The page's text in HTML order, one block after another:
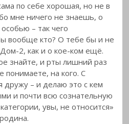
по себе хорошая, но не в
мне ничего не знаешь, о
– так чего
вообще кто? О тебе бы и не
2, как и о кое-ком ещё.
знайте, и рты лишний раз
понимаете, на кого. С
– и делаю это с кем
и почти всю сознательную
увы, не относится»